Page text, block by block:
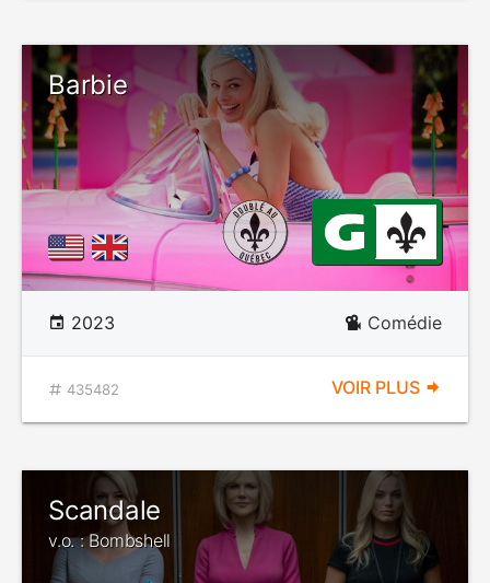
Barbie
2023 Comédie
435482 VOIR PLUS
Scandale
v.o. : Bombshell